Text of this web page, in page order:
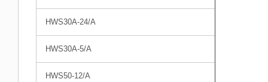
HWS30A-24/A
HWS30A-5/A
HWS50-12/A